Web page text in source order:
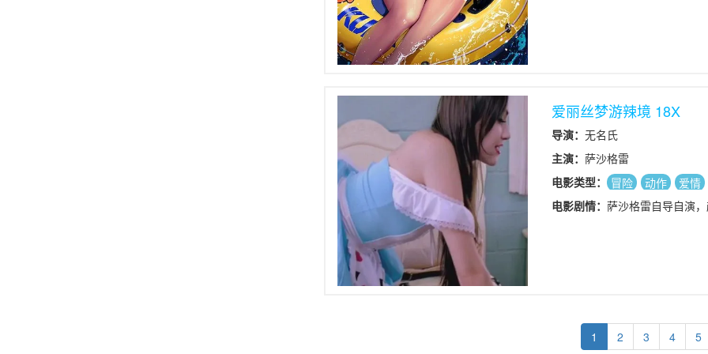
爱丽丝梦游辣境 18X
导演： 无名氏
主演： 萨沙格雷
电影类型：
冒险 动作
爱情
电影剧情： 萨沙格雷自导自演
1 2 3 4 5